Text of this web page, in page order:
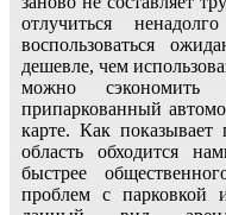
отлучиться
воспользоваться
дешевле, чем
можно
припаркованный
карте. Как
область обходится
быстрее
проблем с